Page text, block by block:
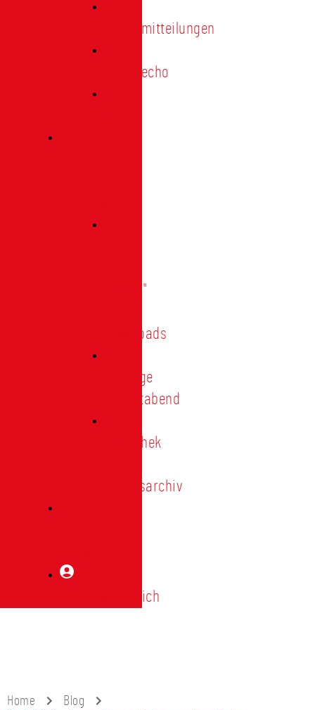
Pressemitteilungen
Presseecho
"digital"
Downloads
Vorträge
Heimatabend
Bibliothek
Vereinsarchiv
Mitgliederbereich
Home
Blog